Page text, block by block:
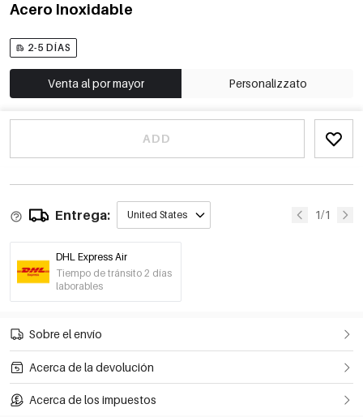
Acero Inoxidable
2-5 DÍAS
Venta al por mayor Personalizzato
ADD
Entrega: United States 1/1
DHL Express Air
Tiempo de tránsito 2 días
laborables
Sobre el envío
Acerca de la devolución
Acerca de los impuestos